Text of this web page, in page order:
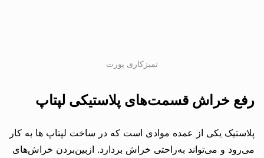
تمیزکاری پورت
رفع خراش قسمت‌های پلاستیکی لپتاپ
پلاستیک یکی از عمده موادی است که در ساخت لپتاپ ها به کار
می‌رود و می‌تواند به‌راحتی خراش بردارد. ازبین‌بردن خراش‌های